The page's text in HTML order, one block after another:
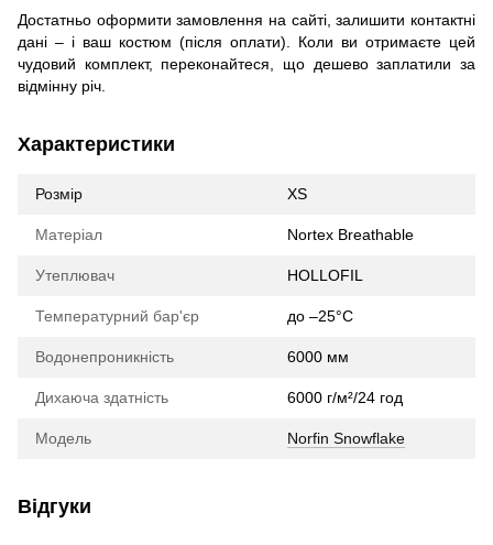
Достатньо оформити замовлення на сайті, залишити контактні
дані – і ваш костюм (після оплати). Коли ви отримаєте цей
чудовий комплект, переконайтеся, що дешево заплатили за
відмінну річ.
Характеристики
Розмір XS
Матеріал Nortex Breathable
Утеплювач HOLLOFIL
Температурний бар'єр до –25°C
Водонепроникність 6000 мм
Дихаюча здатність 6000 г/м²/24 год
Модель Norfin Snowflake
Відгуки